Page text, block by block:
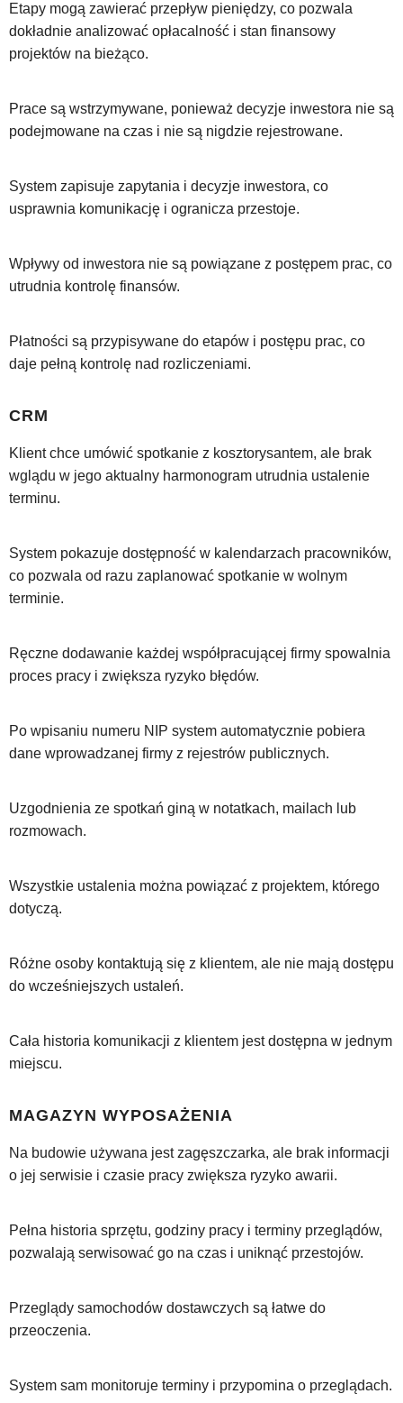
Etapy mogą zawierać przepływ pieniędzy, co pozwala
dokładnie analizować opłacalność i stan finansowy
projektów na bieżąco.
Prace są wstrzymywane, ponieważ decyzje inwestora nie są
podejmowane na czas i nie są nigdzie rejestrowane.
System zapisuje zapytania i decyzje inwestora, co
usprawnia komunikację i ogranicza przestoje.
Wpływy od inwestora nie są powiązane z postępem prac, co
utrudnia kontrolę finansów.
Płatności są przypisywane do etapów i postępu prac, co
daje pełną kontrolę nad rozliczeniami.
CRM
Klient chce umówić spotkanie z kosztorysantem, ale brak
wglądu w jego aktualny harmonogram utrudnia ustalenie
terminu.
System pokazuje dostępność w kalendarzach pracowników,
co pozwala od razu zaplanować spotkanie w wolnym
terminie.
Ręczne dodawanie każdej współpracującej firmy spowalnia
proces pracy i zwiększa ryzyko błędów.
Po wpisaniu numeru NIP system automatycznie pobiera
dane wprowadzanej firmy z rejestrów publicznych.
Uzgodnienia ze spotkań giną w notatkach, mailach lub
rozmowach.
Wszystkie ustalenia można powiązać z projektem, którego
dotyczą.
Różne osoby kontaktują się z klientem, ale nie mają dostępu
do wcześniejszych ustaleń.
Cała historia komunikacji z klientem jest dostępna w jednym
miejscu.
MAGAZYN WYPOSAŻENIA
Na budowie używana jest zagęszczarka, ale brak informacji
o jej serwisie i czasie pracy zwiększa ryzyko awarii.
Pełna historia sprzętu, godziny pracy i terminy przeglądów,
pozwalają serwisować go na czas i uniknąć przestojów.
Przeglądy samochodów dostawczych są łatwe do
przeoczenia.
System sam monitoruje terminy i przypomina o przeglądach.